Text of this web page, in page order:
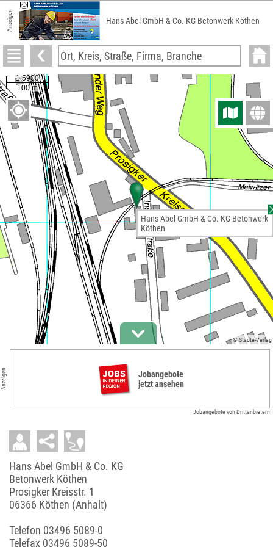
Anzeigen Hans Abel GmbH & Co. KG Betonwerk Köthen
© Städte-Verlag
Hans Abel GmbH & Co. KG Betonwerk
Köthen
Anzeigen
Jobangebote
jetzt ansehen
Jobangebote von Drittanbietern
Hans Abel GmbH & Co. KG
Betonwerk Köthen
Prosigker Kreisstr. 1
06366 Köthen (Anhalt)
Telefon 03496 5089-0
Telefax 03496 5089-50